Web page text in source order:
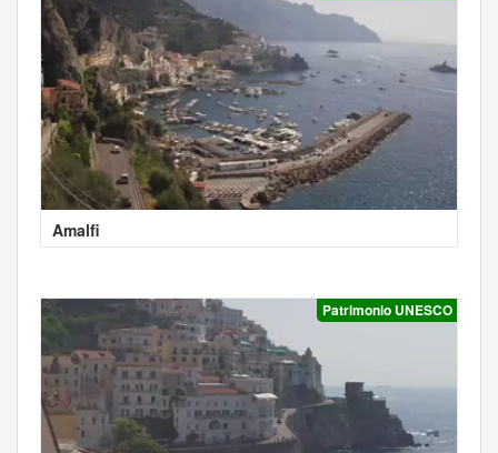
Amalfi
Patrimonio UNESCO